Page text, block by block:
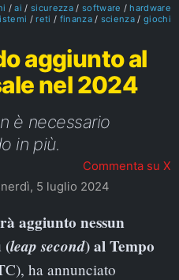
ai sicurezza software
hardware
reti finanza scienza giochi
aggiunto al
nel 2024
è necessario
in più.
Commenta su X
5 luglio 2024
(leap second) al Tempo
ha annunciato